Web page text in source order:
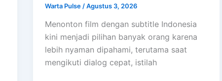
Warta Pulse /Agustus 3, 2026
Menonton film dengan subtitle Indonesia
kini menjadi pilihan banyak orang karena
lebih nyaman dipahami, terutama saat
mengikuti dialog cepat, istilah